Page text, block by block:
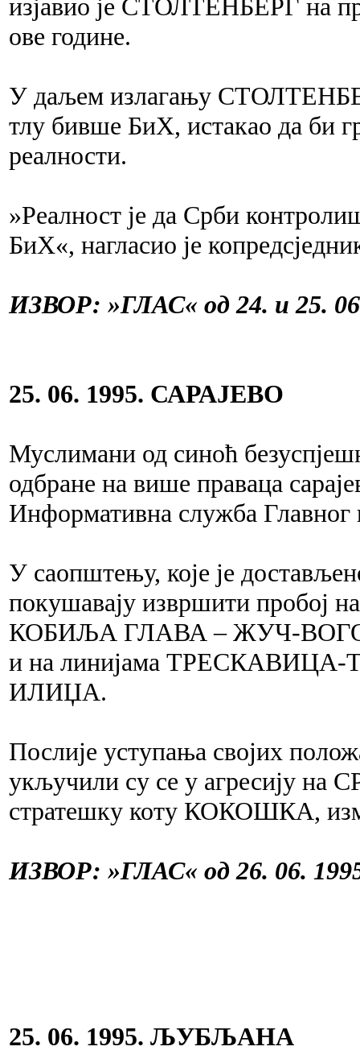
изјавио је СТОЛТЕНБЕРГ на
ове године.
У даљем излагању
тлу бивше БиХ, истакао да би
реалности.
»Реалност је да Срби
БиХ«, нагласио је
ИЗВОР: »ГЛАС« од 24. и 25.
25. 06. 1995. САРАЈЕВО
Муслимани од синоћ
одбране на више праваца
Информативна служба
У саопштењу, које је
покушавају извршити
КОБИЉА ГЛАВА – ЖУЧ-
и на линијама
ИЛИЏА.
Послије уступања својих
укључили су се у агресију
стратешку коту КОКОШКА,
ИЗВОР: »ГЛАС« од 26. 06.
25. 06. 1995. ЉУБЉАНА